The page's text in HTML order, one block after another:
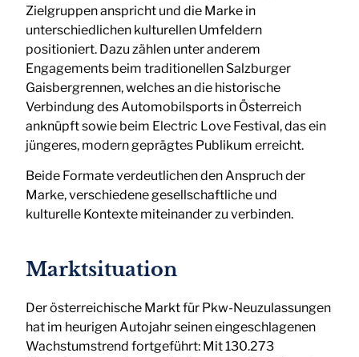
Zielgruppen anspricht und die Marke in
unterschiedlichen kulturellen Umfeldern
positioniert. Dazu zählen unter anderem
Engagements beim traditionellen Salzburger
Gaisbergrennen, welches an die historische
Verbindung des Automobilsports in Österreich
anknüpft sowie beim Electric Love Festival, das ein
jüngeres, modern geprägtes Publikum erreicht.
Beide Formate verdeutlichen den Anspruch der
Marke, verschiedene gesellschaftliche und
kulturelle Kontexte miteinander zu verbinden.
Marktsituation
Der österreichische Markt für Pkw-Neuzulassungen
hat im heurigen Autojahr seinen eingeschlagenen
Wachstumstrend fortgeführt: Mit 130.273